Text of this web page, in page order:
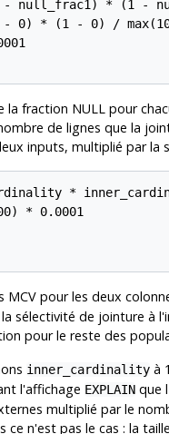
null_frac1) * (1 -
0) * (1 - 0) /
la fraction NULL pour
de lignes que la
inputs, multiplié par la
*
* 0.0001
MCV pour les deux
sélectivité de jointure à
pour le reste des
inner_cardinalityà
l'affichage EXPLAINque
multiplié par le
ce n'est pas le cas : la